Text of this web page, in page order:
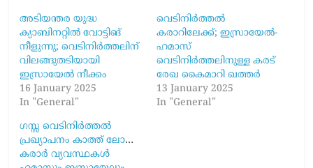
അടിയന്തര യുദ്ധ
ക്യാബിനറ്റിൽ വോട്ടിങ്
നീളുന്നു; വെടിനിർത്തലിന്
വിലങ്ങുതടിയായി
ഇസ്രായേൽ നീക്കം
16 January 2025
In "General"
വെടിനിർത്തൽ
കരാറിലേക്ക്‌; ഇസ്രായേൽ-
ഹമാസ്
വെടിനിർത്തലിനുള്ള കരട്
രേഖ കൈമാറി ഖത്തര്‍
13 January 2025
In "General"
ഗസ്സ വെടിനിർത്തൽ
പ്രഖ്യാപനം കാത്ത് ലോകം;
കരാർ വ്യവസ്ഥകൾ